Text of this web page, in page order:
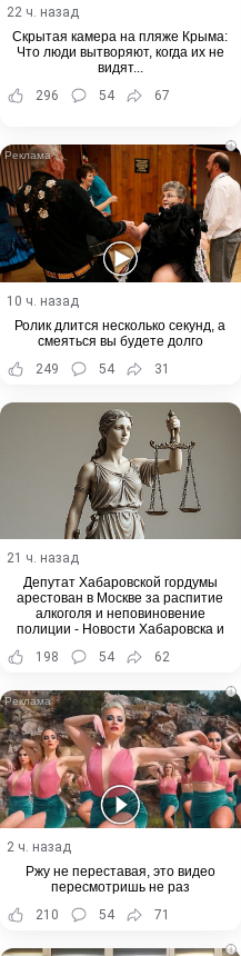
22 ч. назад
Скрытая камера на пляже Крыма:
Что люди вытворяют, когда их не
видят...
296
54 67
i
10 ч. назад
Ролик длится несколько секунд, а
смеяться вы будете долго
249
54 31
21 ч. назад
Депутат Хабаровской гордумы
арестован в Москве за распитие
алкоголя и неповиновение
полиции - Новости Хабаровска и
198 54 62
i
2 ч. назад
Ржу не переставая, это видео
пересмотришь не раз
210
54 71
i